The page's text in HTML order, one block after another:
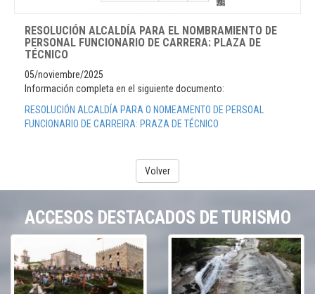
RESOLUCIÓN ALCALDÍA PARA EL NOMBRAMIENTO DE
PERSONAL FUNCIONARIO DE CARRERA: PLAZA DE
TÉCNICO
05/noviembre/2025
Información completa en el siguiente documento:
RESOLUCIÓN ALCALDÍA PARA O NOMEAMENTO DE PERSOAL
FUNCIONARIO DE CARREIRA: PRAZA DE TÉCNICO
Volver
ACCESOS DESTACADOS DE TURISMO